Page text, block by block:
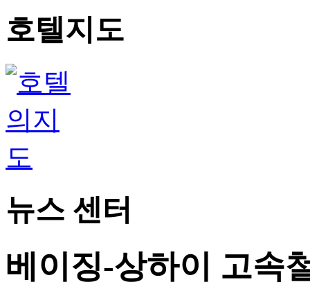
호텔지도
뉴스 센터
베이징-상하이 고속